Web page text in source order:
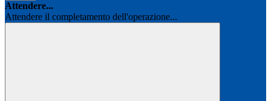
Attendere...
Attendere il completamento dell'operazione...